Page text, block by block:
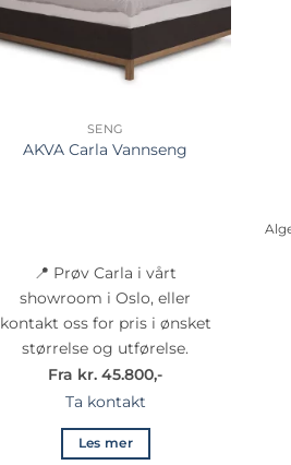
SENG
AKVA Carla Vannseng
📍 Prøv Carla i vårt
showroom i Oslo, eller
kontakt oss for pris i ønsket
størrelse og utførelse.
Fra kr. 45.800,-
Ta kontakt
Les mer